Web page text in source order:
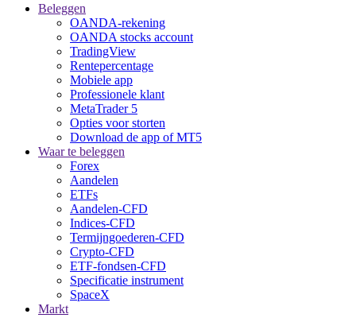
Beleggen
OANDA-rekening
OANDA stocks account
TradingView
Rentepercentage
Mobiele app
Professionele klant
MetaTrader 5
Opties voor storten
Download de app of MT5
Waar te beleggen
Forex
Aandelen
ETFs
Aandelen-CFD
Indices-CFD
Termijngoederen-CFD
Crypto-CFD
ETF-fondsen-CFD
Specificatie instrument
SpaceX
Markt